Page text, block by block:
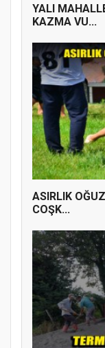
YALI
KAZMA VU...
ASIRLIK
COŞK...